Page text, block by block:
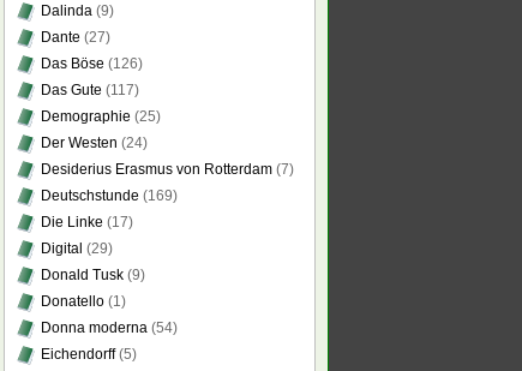
Dalinda (9)
Dante (27)
Das Böse (126)
Das Gute (117)
Demographie (25)
Der Westen (24)
Desiderius Erasmus von Rotterdam (7)
Deutschstunde (169)
Die Linke (17)
Digital (29)
Donald Tusk (9)
Donatello (1)
Donna moderna (54)
Eichendorff(5)